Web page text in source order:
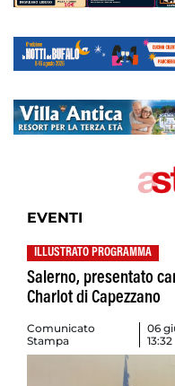
EVENTI
ILLUSTRATO PROGRAMMA
Salerno, presentato
Charlot di Capezzano
Comunicato
Stampa
06
13:32